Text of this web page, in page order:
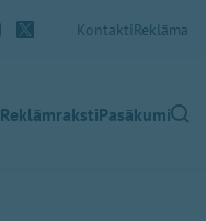
KontaktiReklāma
ReklāmrakstiPasākumi